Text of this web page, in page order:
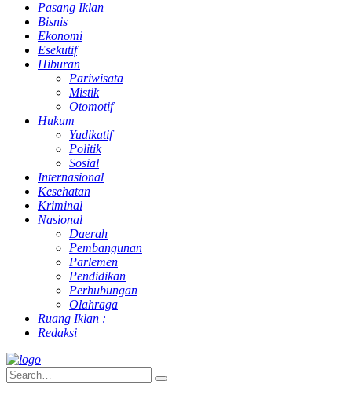
Pasang Iklan
Bisnis
Ekonomi
Esekutif
Hiburan
Pariwisata
Mistik
Otomotif
Hukum
Yudikatif
Politik
Sosial
Internasional
Kesehatan
Kriminal
Nasional
Daerah
Pembangunan
Parlemen
Pendidikan
Perhubungan
Olahraga
Ruang Iklan :
Redaksi